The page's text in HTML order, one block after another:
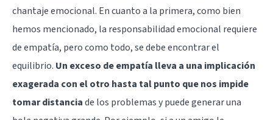
chantaje emocional. En cuanto a la primera, como bien
hemos mencionado, la responsabilidad emocional requiere
de empatía, pero como todo, se debe encontrar el
equilibrio. Un exceso de empatía lleva a una implicación
exagerada con el otro hasta tal punto que nos impide
tomar distanciade los problemas y puede generar una